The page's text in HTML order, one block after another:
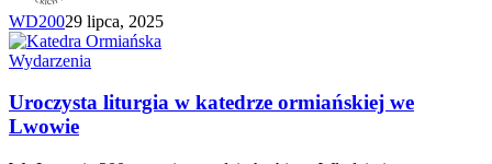
WD20029 lipca, 2025
Uroczysta
w katedrze
ormiańskiej
we
Wydarzenia
Uroczysta liturgia w katedrze ormiańskiej we
Lwowie